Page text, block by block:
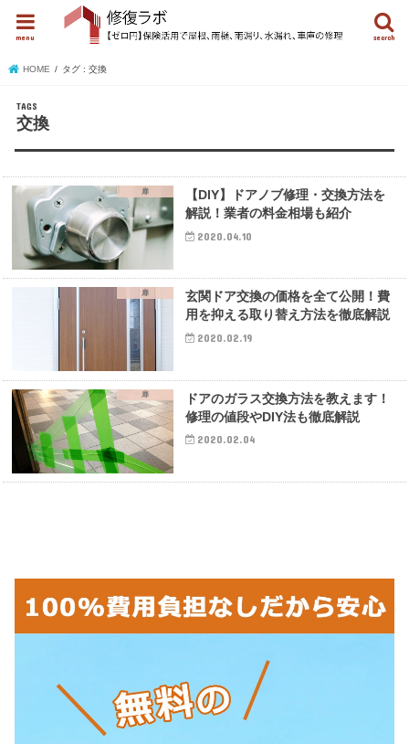
search
menu
HOME タグ : 交換
交換
扉
【DIY】ドアノブ修理・交換方法を
解説！業者の料金相場も紹介
2020.04.10
扉
玄関ドア交換の価格を全て公開！費
用を抑える取り替え方法を徹底解説
2020.02.19
扉
ドアのガラス交換方法を教えます！
修理の値段やDIY法も徹底解説
2020.02.04